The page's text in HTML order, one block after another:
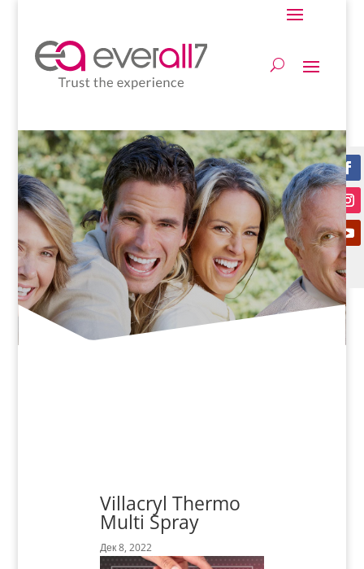
Villacryl Thermo
Multi Spray
Дек 8, 2022